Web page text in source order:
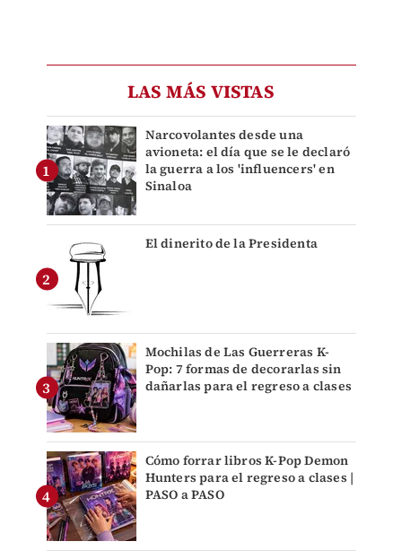
LAS MÁS VISTAS
Narcovolantes desde una
avioneta: el día que se le declaró
la guerra a los 'influencers' en
Sinaloa
El dinerito de la Presidenta
Mochilas de Las Guerreras K-
Pop: 7 formas de decorarlas sin
dañarlas para el regreso a clases
Cómo forrar libros K-Pop Demon
Hunters para el regreso a clases |
PASO a PASO